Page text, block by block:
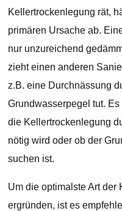
Kellertrockenlegung rät,
primären Ursache ab.
nur unzureichend
zieht einen anderen
z.B. eine Durchnässung
Grundwasserpegel tut.
die Kellertrockenlegung
nötig wird oder ob der
suchen ist.
Um die optimalste Art der
ergründen, ist es